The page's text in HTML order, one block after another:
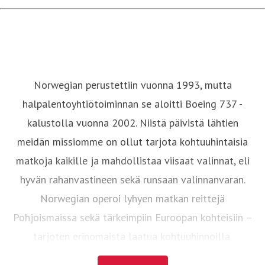
Norwegian perustettiin vuonna 1993, mutta
halpalentoyhtiötoiminnan se aloitti Boeing 737 -
kalustolla vuonna 2002. Niistä päivistä lähtien
meidän missiomme on ollut tarjota kohtuuhintaisia
matkoja kaikille ja mahdollistaa viisaat valinnat, eli
hyvän rahanvastineen sekä runsaan valinnanvaran.
Norwegian operoi lyhyen matkan reittejä
Pohjoismaissa sekä tärkeimpiin Euroopan kohteisiin –
tarjoten erinomaista laatua kohtuuhinnoilla.